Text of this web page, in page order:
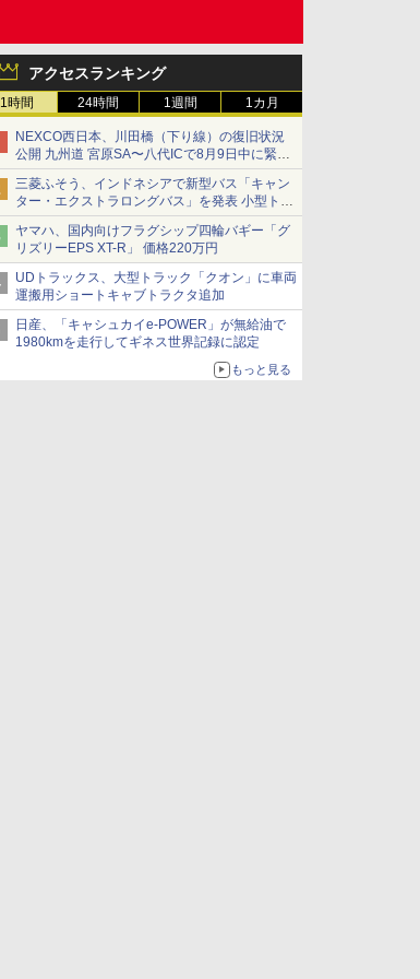
アクセスランキング
1時間 24時間 1週間 1カ月
NEXCO西日本、川田橋（下り線）の復旧状況
公開 九州道 宮原SA〜八代ICで8月9日中に緊急
車両を通行可能に
三菱ふそう、インドネシアで新型バス「キャン
ター・エクストラロングバス」を発表 小型トラ
ックベースの観光・旅客輸送向けバス
ヤマハ、国内向けフラグシップ四輪バギー「グ
リズリーEPS XT-R」 価格220万円
UDトラックス、大型トラック「クオン」に車両
運搬用ショートキャブトラクタ追加
日産、「キャシュカイe-POWER」が無給油で
1980kmを走行してギネス世界記録に認定
もっと見る